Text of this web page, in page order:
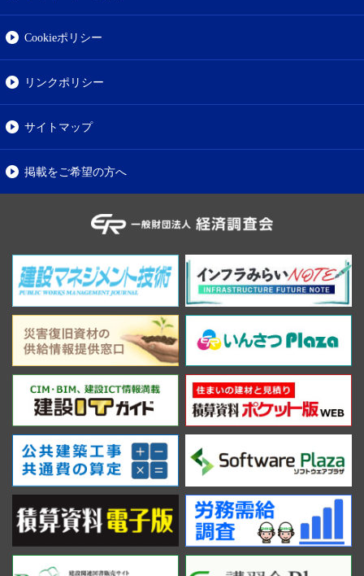
Cookieポリシー
リンクポリシー
サイトマップ
掲載をご希望の方へ